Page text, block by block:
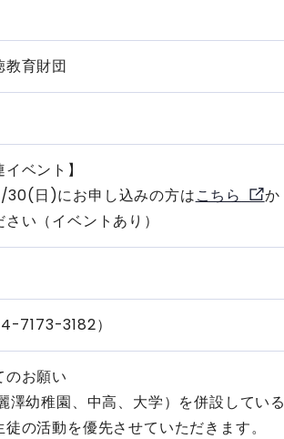
教育財団
ベント】
30(日)にお申し込みの方はこちら
か
い（イベントあり）
7173-3182）
お願い
澤幼稚園、中高、大学）を併設している
の活動を優先させていただきます。